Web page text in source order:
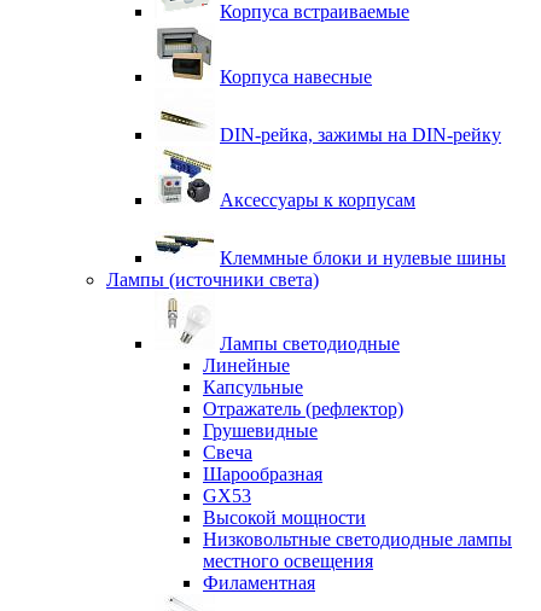
Корпуса встраиваемые
Корпуса навесные
DIN-рейка, зажимы на DIN-рейку
Аксессуары к корпусам
Клеммные блоки и нулевые шины
Лампы (источники света)
Лампы светодиодные
Линейные
Капсульные
Отражатель (рефлектор)
Грушевидные
Свеча
Шарообразная
GX53
Высокой мощности
Низковольтные светодиодные лампы
местного освещения
Филаментная